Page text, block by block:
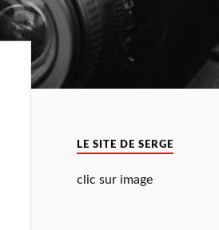
LE SITE DE SERGE
clic sur image